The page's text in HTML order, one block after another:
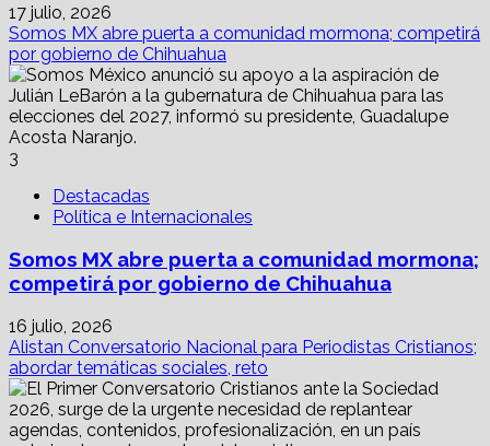
17 julio, 2026
Somos MX abre puerta a comunidad mormona; competirá
por gobierno de Chihuahua
3
Destacadas
Política e Internacionales
Somos MX abre puerta a comunidad mormona;
competirá por gobierno de Chihuahua
16 julio, 2026
Alistan Conversatorio Nacional para Periodistas Cristianos;
abordar temáticas sociales, reto